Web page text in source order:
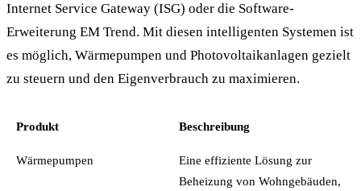
Internet Service Gateway (ISG) oder die Software-
Erweiterung EM Trend. Mit diesen intelligenten Systemen ist
es möglich, Wärmepumpen und Photovoltaikanlagen gezielt
zu steuern und den Eigenverbrauch zu maximieren.
Produkt Beschreibung
Wärmepumpen
Eine effiziente Lösung zur
Beheizung von Wohngebäuden,